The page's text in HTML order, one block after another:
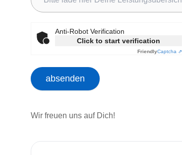
Anti-Robot Verification
Click to start verification
FriendlyCaptcha ⇗
absenden
Wir freuen uns auf Dich!